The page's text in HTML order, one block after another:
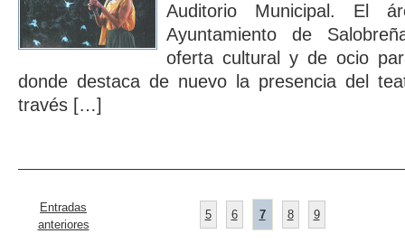
Auditorio Municipal. El
Ayuntamiento de
oferta cultural y de ocio
donde destaca de nuevo la presencia del
través […]
Entradas
anteriores
5 6 7 8 9